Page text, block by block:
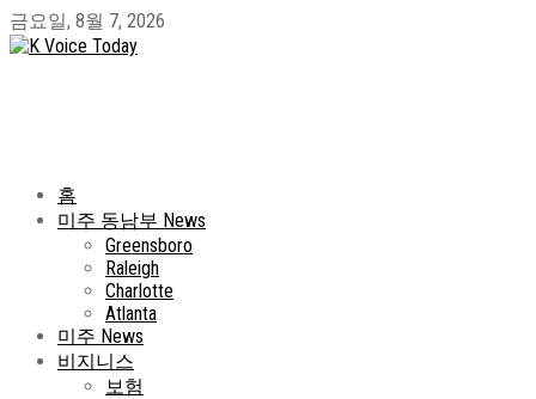
금요일, 8월 7, 2026
홈
미주 동남부 News
Greensboro
Raleigh
Charlotte
Atlanta
미주 News
비지니스
보험